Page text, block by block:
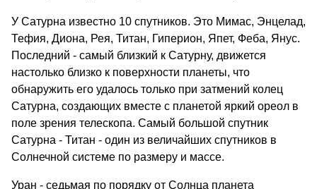
У Сатурна известно 10 спутников. Это Мимас, Энцелад,
Тефия, Диона, Рея, Титан, Гиперион, Япет, Феба, Янус.
Последний - самый близкий к Сатурну, движется
настолько близко к поверхности планеты, что
обнаружить его удалось только при затмений колец
Сатурна, создающих вместе с планетой яркий ореол в
поле зрения телескопа. Самый большой спутник
Сатурна - Титан - один из величайших спутников в
Солнечной системе по размеру и массе.
Уран - седьмая по порядку от Солнца планета